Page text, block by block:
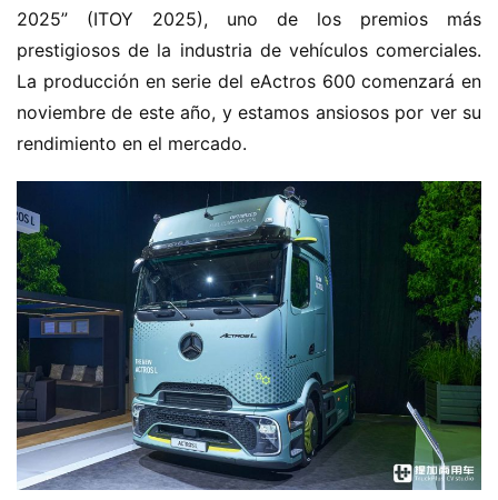
H
e
c
a
m
i
o
n
c
h
i
n
o
C
2025” (ITOY 2025), uno de los premios más
prestigiosos de la industria de vehículos comerciales.
La producción en serie del eActros 600 comenzará en
noviembre de este año, y estamos ansiosos por ver su
rendimiento en el mercado.